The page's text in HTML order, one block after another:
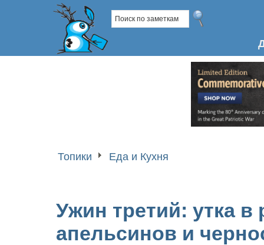
Топики Еда и Кухня
Ужин третий: утка в
апельсинов и